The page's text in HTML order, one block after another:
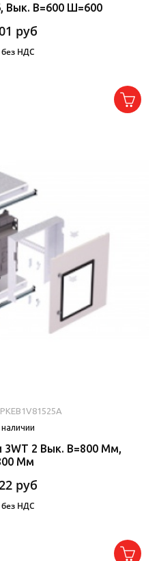
Вык. В=600 Ш=600
руб
НДС
наличии
3WT 2 Вык. В=800 Мм,
Мм
руб
НДС